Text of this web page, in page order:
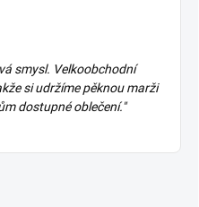
smysl. Velkoobchodní
si udržíme pěknou marži
dostupné oblečení."